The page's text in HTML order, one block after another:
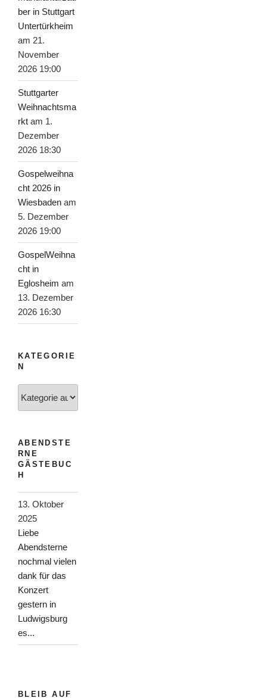
ber in Stuttgart
Untertürkheim
am 21.
November
2026 19:00
Stuttgarter
Weihnachtsma
rkt am 1.
Dezember
2026 18:30
Gospelweihna
cht 2026 in
Wiesbaden am
5. Dezember
2026 19:00
GospelWeihna
cht in
Eglosheim am
13. Dezember
2026 16:30
KATEGORIE
N
ABENDSTE
RNE
GÄSTEBUC
H
13. Oktober
2025
Liebe
Abendsterne
nochmal vielen
dank für das
Konzert
gestern in
Ludwigsburg
es...
BLEIB AUF